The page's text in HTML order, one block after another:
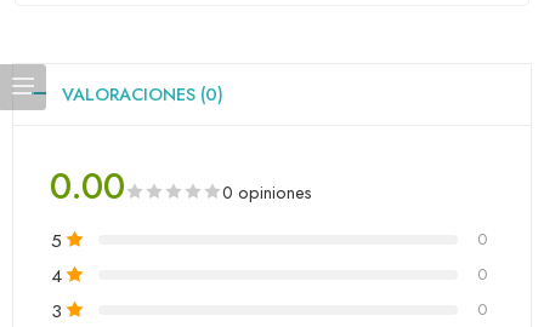
VALORACIONES (0)
0.00 0 opiniones
5 0
4 0
3 0